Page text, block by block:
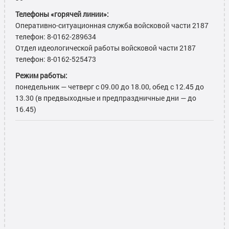
Телефоны «горячей линии»:
Оперативно-ситуационная служба войсковой части 2187
телефон: 8-0162-289634
Отдел идеологической работы войсковой части 2187
телефон: 8-0162-525473
Режим работы:
понедельник — четверг с 09.00 до 18.00, обед с 12.45 до
13.30 (в предвыходные и предпраздничные дни — до
16.45)